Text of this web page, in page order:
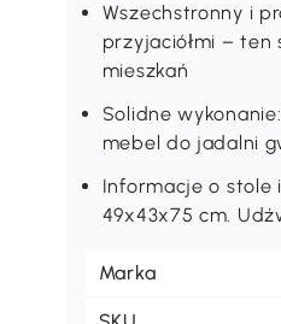
Wszechstronny i
przyjaciółmi – ten
mieszkań
Solidne
mebel do jadalni
Informacje o stole
49x43x75 cm.
Marka